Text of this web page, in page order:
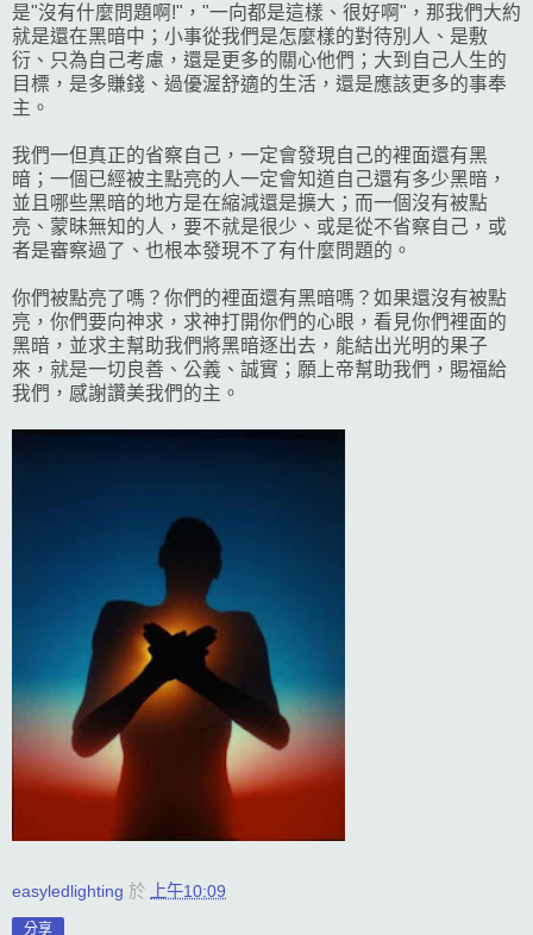
是"沒有什麼問題啊!"，"一向都是這樣、很好啊"，那我們大約
就是還在黑暗中；小事從我們是怎麼樣的對待別人、是敷
衍、只為自己考慮，還是更多的關心他們；大到自己人生的
目標，是多賺錢、過優渥舒適的生活，還是應該更多的事奉
主。
我們一但真正的省察自己，一定會發現自己的裡面還有黑
暗；一個已經被主點亮的人一定會知道自己還有多少黑暗，
並且哪些黑暗的地方是在縮減還是擴大；而一個沒有被點
亮、蒙昧無知的人，要不就是很少、或是從不省察自己，或
者是審察過了、也根本發現不了有什麼問題的。
你們被點亮了嗎？你們的裡面還有黑暗嗎？如果還沒有被點
亮，你們要向神求，求神打開你們的心眼，看見你們裡面的
黑暗，並求主幫助我們將黑暗逐出去，能結出光明的果子
來，就是一切良善、公義、誠實；願上帝幫助我們，賜福給
我們，感謝讚美我們的主。
easyledlighting 於 上午10:09
分享